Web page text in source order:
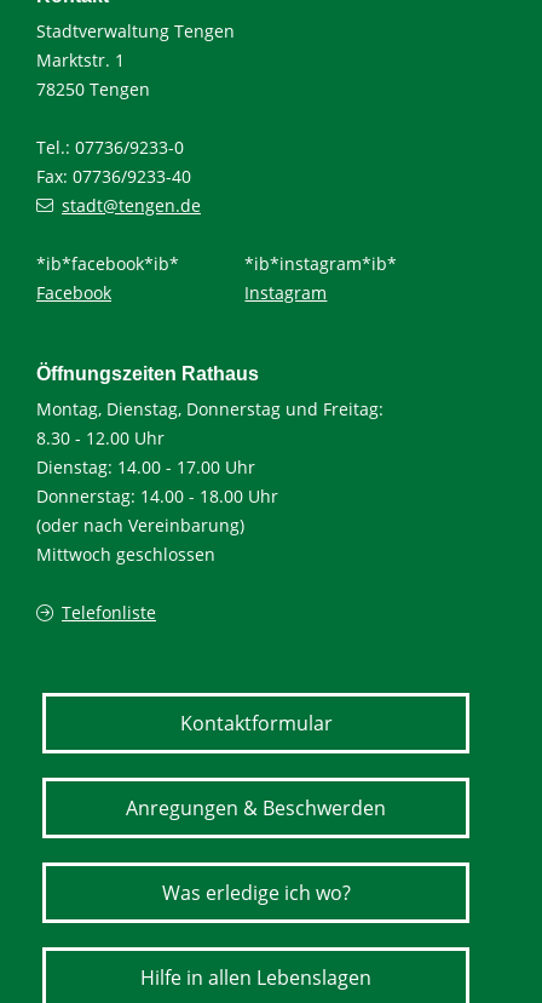
Stadtverwaltung Tengen
Marktstr. 1
78250 Tengen
Tel.: 07736/9233-0
Fax: 07736/9233-40
stadt@tengen.de
*ib*facebook*ib*
Facebook
*ib*instagram*ib*
Instagram
Öffnungszeiten Rathaus
Montag, Dienstag, Donnerstag und Freitag:
8.30 - 12.00 Uhr
Dienstag: 14.00 - 17.00 Uhr
Donnerstag: 14.00 - 18.00 Uhr
(oder nach Vereinbarung)
Mittwoch geschlossen
Telefonliste
Kontaktformular
Anregungen & Beschwerden
Was erledige ich wo?
Hilfe in allen Lebenslagen